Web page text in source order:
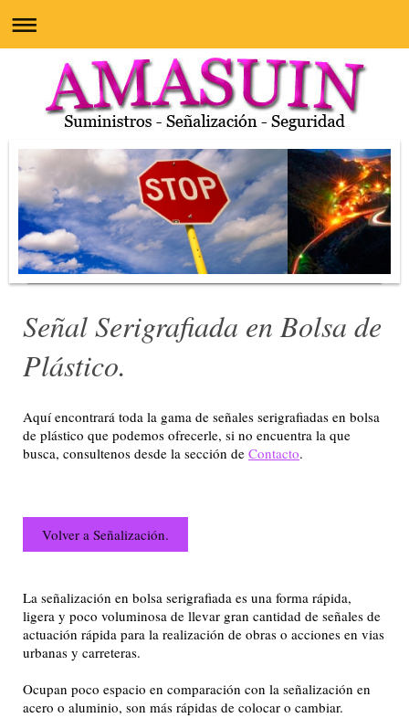
Señal Serigrafiada en Bolsa de
Plástico.
Aquí encontrará toda la gama de señales serigrafiadas en bolsa
de plástico que podemos ofrecerle, si no encuentra la que
busca, consultenos desde la sección de Contacto.
Volver a Señalización.
La señalización en bolsa serigrafiada es una forma rápida,
ligera y poco voluminosa de llevar gran cantidad de señales de
actuación rápida para la realización de obras o acciones en vias
urbanas y carreteras.
Ocupan poco espacio en comparación con la señalización en
acero o aluminio, son más rápidas de colocar o cambiar.